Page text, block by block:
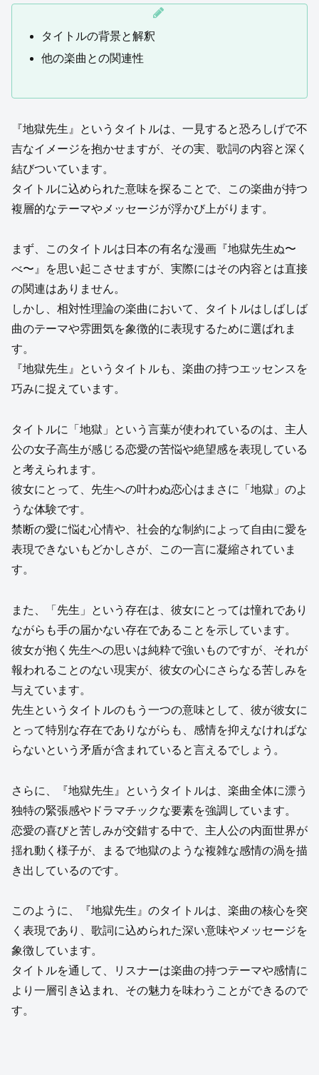
タイトルの背景と解釈
他の楽曲との関連性
『地獄先生』というタイトルは、一見すると恐ろしげで不
吉なイメージを抱かせますが、その実、歌詞の内容と深く
結びついています。
タイトルに込められた意味を探ることで、この楽曲が持つ
複層的なテーマやメッセージが浮かび上がります。
まず、このタイトルは日本の有名な漫画『地獄先生ぬ〜
べ〜』を思い起こさせますが、実際にはその内容とは直接
の関連はありません。
しかし、相対性理論の楽曲において、タイトルはしばしば
曲のテーマや雰囲気を象徴的に表現するために選ばれま
す。
『地獄先生』というタイトルも、楽曲の持つエッセンスを
巧みに捉えています。
タイトルに「地獄」という言葉が使われているのは、主人
公の女子高生が感じる恋愛の苦悩や絶望感を表現している
と考えられます。
彼女にとって、先生への叶わぬ恋心はまさに「地獄」のよ
うな体験です。
禁断の愛に悩む心情や、社会的な制約によって自由に愛を
表現できないもどかしさが、この一言に凝縮されていま
す。
また、「先生」という存在は、彼女にとっては憧れであり
ながらも手の届かない存在であることを示しています。
彼女が抱く先生への思いは純粋で強いものですが、それが
報われることのない現実が、彼女の心にさらなる苦しみを
与えています。
先生というタイトルのもう一つの意味として、彼が彼女に
とって特別な存在でありながらも、感情を抑えなければな
らないという矛盾が含まれていると言えるでしょう。
さらに、『地獄先生』というタイトルは、楽曲全体に漂う
独特の緊張感やドラマチックな要素を強調しています。
恋愛の喜びと苦しみが交錯する中で、主人公の内面世界が
揺れ動く様子が、まるで地獄のような複雑な感情の渦を描
き出しているのです。
このように、『地獄先生』のタイトルは、楽曲の核心を突
く表現であり、歌詞に込められた深い意味やメッセージを
象徴しています。
タイトルを通して、リスナーは楽曲の持つテーマや感情に
より一層引き込まれ、その魅力を味わうことができるので
す。